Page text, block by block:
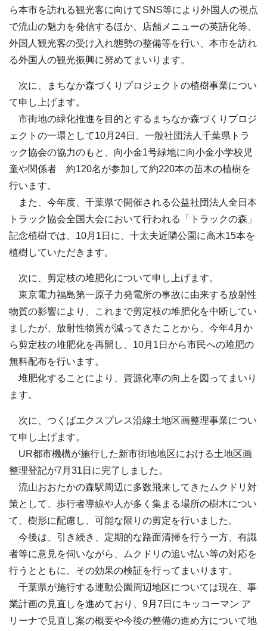
ら本市を訪れる観光客に向けてSNS等により外国人の視点
で流山の魅力を発信するほか、店舗メニューの英語化等、
外国人観光客の受け入れ態勢の整備等を行い、本市を訪れ
る外国人の観光振興に努めてまいります。
次に、まちなか森づくりプロジェクトの植樹事業につい
て申し上げます。
市街地の緑化推進を目的とするまちなか森づくりプロジ
ェクトの一環として10月24日、一般社団法人千葉県トラ
ック協会の協力のもと、向小金1号緑地に向小金小学校児
童や関係者 約120名が参加して約220本の苗木の植樹を
行います。
また、今年度、千葉県で開催される公益社団法人全日本
トラック協会全国大会において行われる「トラックの森」
記念植樹では、10月1日に、十太夫近隣公園に高木15本を
植樹していただきます。
次に、剪定枝の堆肥化について申し上げます。
東京電力福島第一原子力発電所の事故に由来する放射性
物質の影響により、これまで剪定枝の堆肥化を中断してい
ましたが、放射性物質が減ってきたことから、今年4月か
ら剪定枝の堆肥化を再開し、10月1日から市民への堆肥の
無料配布を行います。
堆肥化することにより、資源化率の向上を図ってまいり
ます。
次に、つくばエクスプレス沿線土地区画整理事業につい
て申し上げます。
UR都市機構が施行した新市街地地区における土地区画
整理登記が7月31日に完了しました。
流山おおたかの森駅周辺に多数飛来してきたムクドリ対
策として、歩行者導線や人が多く集まる場所の樹木につい
て、樹形に配慮し、可能な限りの剪定を行いました。
今後は、引き続き、定期的な路面清掃を行う一方、有識
者等に意見を伺いながら、ムクドリの追い払い等の対応を
行うとともに、その効果の検証を行ってまいります。
千葉県が施行する運動公園周辺地区については現在、事
業計画の見直しを進めており、9月7日にキッコーマン ア
リーナで見直し案の概要や今後の整備の進め方について地